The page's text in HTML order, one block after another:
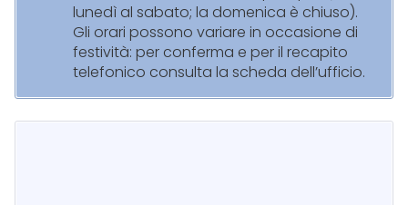
lunedì al sabato; la domenica è chiuso).
Gli orari possono variare in occasione di
festività: per conferma e per il recapito
telefonico consulta la scheda dell’ufficio.